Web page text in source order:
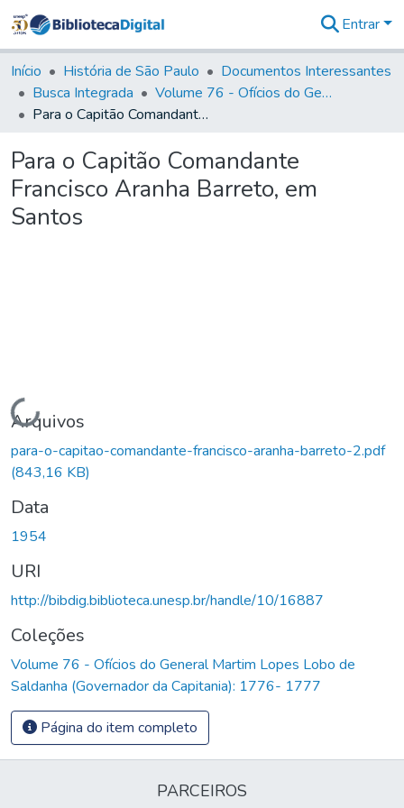
&
Coleções
Tudo na
Biblioteca
Estatísticas
Entrar
Início História de São Paulo
Documentos Interessantes
Busca Integrada
Volume 76 - Ofícios do General Martim Lopes Lobo de Saldanha (Governador da Capitania): 1776- 1777
Para o Capitão Comandante Francisco Aranha Barreto, em Santos
Para o Capitão Comandante
Francisco Aranha Barreto, em
Santos
Carregando...
Arquivos
para-o-capitao-comandante-francisco-aranha-barreto-2.pdf
(843,16 KB)
Data
1954
URI
http://bibdig.biblioteca.unesp.br/handle/10/16887
Coleções
Volume 76 - Ofícios do General Martim Lopes Lobo de
Saldanha (Governador da Capitania): 1776- 1777
Página do item completo
PARCEIROS